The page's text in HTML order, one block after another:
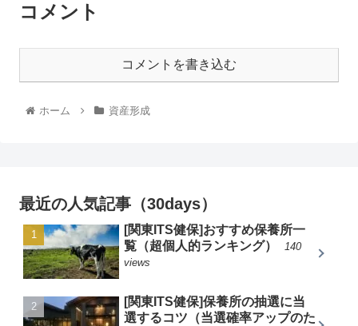
コメント
コメントを書き込む
ホーム 資産形成
最近の人気記事（30days）
[関東ITS健保]おすすめ保養所一
覧（超個人的ランキング）
140
views
[関東ITS健保]保養所の抽選に当
選するコツ（当選確率アップのた